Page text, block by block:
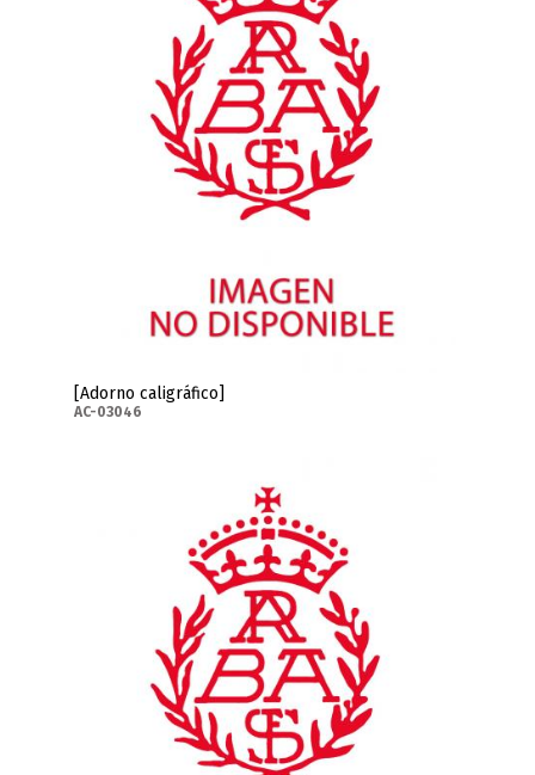
[Adorno caligráfico]
AC-03046